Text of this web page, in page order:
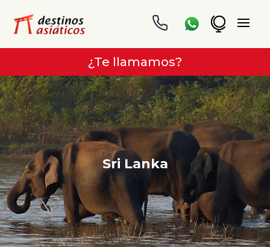
¿Te llamamos?
Sri Lanka